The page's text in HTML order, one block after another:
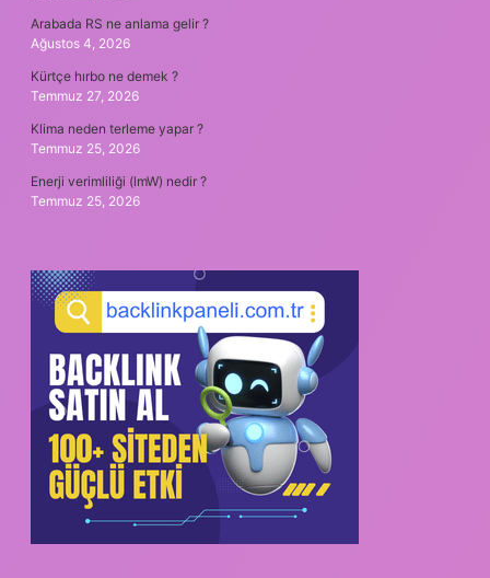
Arabada RS ne anlama gelir ?
Ağustos 4, 2026
Kürtçe hırbo ne demek ?
Temmuz 27, 2026
Klima neden terleme yapar ?
Temmuz 25, 2026
Enerji verimliliği (lmW) nedir ?
Temmuz 25, 2026